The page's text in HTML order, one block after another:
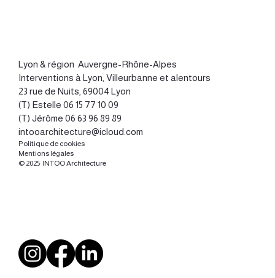
Lyon & région Auvergne-Rhône-Alpes
Interventions à Lyon, Villeurbanne et alentours
23 rue de Nuits, 69004 Lyon
(T) Estelle 06 15 77 10 09
(T) Jérôme 06 63 96 89 89
intooarchitecture@icloud.com
Politique de cookies
Mentions légales
© 2025 INTOO Architecture